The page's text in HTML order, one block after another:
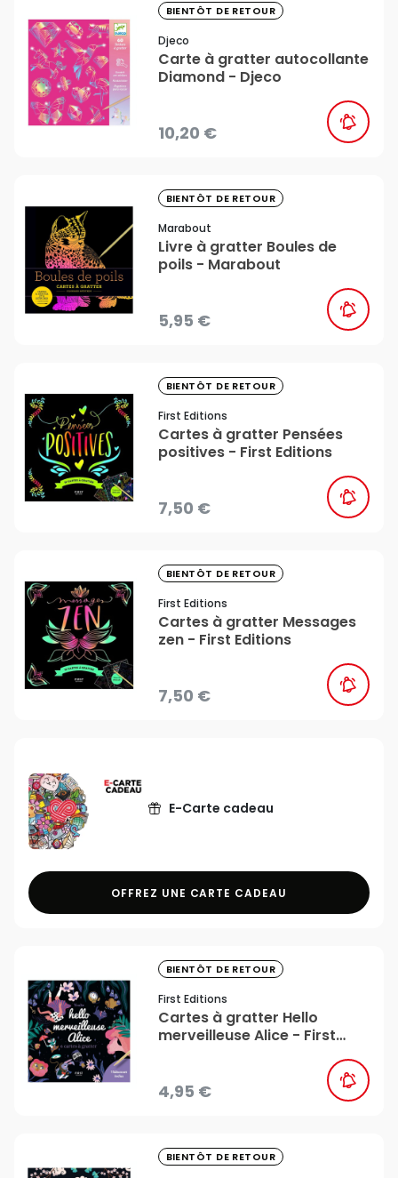
BIENTÔT DE RETOUR
Djeco
Carte à gratter autocollante
Diamond - Djeco
10,20 €
BIENTÔT DE RETOUR
Marabout
Livre à gratter Boules de
poils - Marabout
5,95 €
BIENTÔT DE RETOUR
First Editions
Cartes à gratter Pensées
positives - First Editions
7,50 €
BIENTÔT DE RETOUR
First Editions
Cartes à gratter Messages
zen - First Editions
7,50 €
E-Carte cadeau
OFFREZ UNE CARTE CADEAU
BIENTÔT DE RETOUR
First Editions
Cartes à gratter Hello
merveilleuse Alice - First
4,95 €
BIENTÔT DE RETOUR